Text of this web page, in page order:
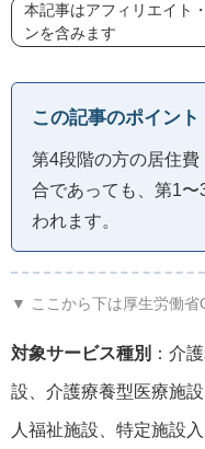
本記事はアフィリエイト
ンを含みます
この記事のポイント
第4段階の方の居住
合であっても、第1
われます。
▼ ここから下は厚生労働省
対象サービス種別 ：介
設、介護療養型医療施
人福祉施設、特定施設